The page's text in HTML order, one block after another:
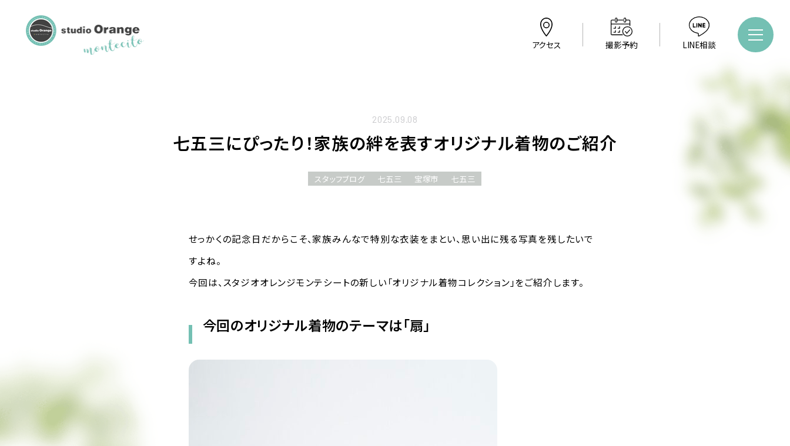
アクセス 撮影予約 LINE相談
2025.09.08
七五三にぴったり！家族の絆を表すオリジナル着物のご紹介
スタッフブログ 七五三 宝塚市 七五三
せっかくの記念日だからこそ、家族みんなで特別な衣装をまとい、思い出に残る写真を残したいで
すよね。
今回は、スタジオオレンジモンテシートの新しい「オリジナル着物コレクション」をご紹介します。
今回のオリジナル着物のテーマは「扇」